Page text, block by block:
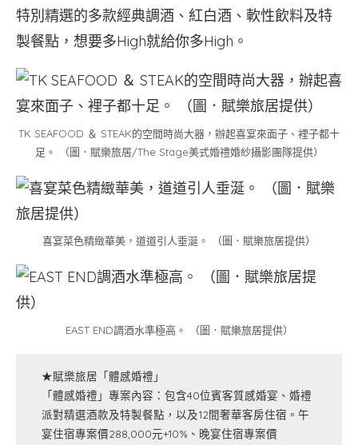
特別精選的多款經典調酒、紅白酒、軟性飲料及特
製餐點，想要多High就給你多High。
TK SEAFOOD ＆ STEAK的空間時尚大器，辦起喜宴來面子、裡子都十
足。 （圖．賦樂旅居/The Stage美式婚禮婚紗攝影團隊提供）
喜宴菜色精緻華美，道道引人垂涎。 （圖．賦樂旅居提供）
EAST END調酒水準極高。 （圖．賦樂旅居提供）
★賦樂旅居「體感婚禮」
「體感婚禮」專案內容：包含40位賓客質感婚宴、婚禮
派對精選酒款及特製餐點，以及12間奢華客房住宿。午
宴住宿專案價288,000元+10%、晚宴住宿專案價